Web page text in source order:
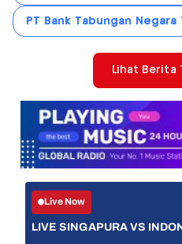
PT Bank Tabungan Negara
Lihat Berita
Live Now
LIVE SINGAPURA VS